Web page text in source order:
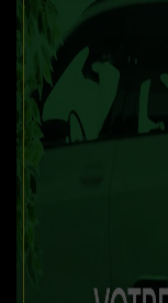
MOTRICITÉ :
MOTEUR :
MOTEUR (L) :
CARBURANT :
COULEUR EXTÉRIEUR :